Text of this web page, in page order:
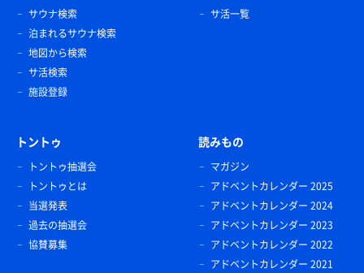
サウナ検索
泊まれるサウナ検索
地図から検索
サ活検索
施設登録
サ活一覧
トントゥ
トントゥ抽選会
トントゥとは
当選発表
過去の抽選会
協賛募集
読みもの
マガジン
アドベントカレンダー 2025
アドベントカレンダー 2024
アドベントカレンダー 2023
アドベントカレンダー 2022
アドベントカレンダー 2021